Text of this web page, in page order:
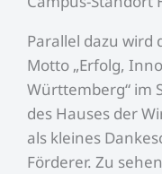
Parallel dazu wird
Motto „Erfolg,
Württemberg“ im
des Hauses der
als kleines
Förderer. Zu